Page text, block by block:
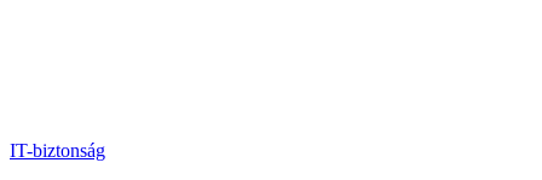
IT-biztonság